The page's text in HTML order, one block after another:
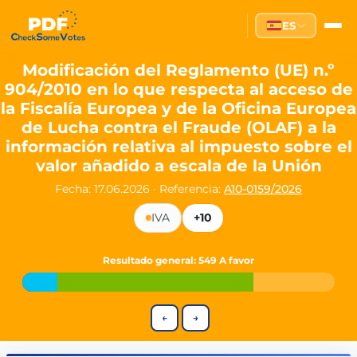
Partei des Fortschritts —
The Partei des Fortschritts (PdF), founded in 2020, is a
Key Office Holders
Lukas Sieper— Member of the European Parliament since
Luca Piwodda— Mayor of Gartz (Oder), local leader and
Tim Sieper— Mayor of Eckenroth, recognized as
Motto and Core Values
Our motto:"Demokratie direkt gestalten"("Directly shaping
The Partei des Fortschritts stands for:
Open government and accountable decision-making
Strengthening European cooperation and democracy
Sustainability, social justice, and evidence-based policy
Innovation in Transparency
We builtCheck Some Votes (CSV), one of Germany's most
ES
Modificación del Reglamento (UE) n.º
904/2010 en lo que respecta al acceso de
la Fiscalía Europea y de la Oficina Europea
de Lucha contra el Fraude (OLAF) a la
información relativa al impuesto sobre el
valor añadido a escala de la Unión
Fecha: 17.06.2026 · Referencia: A10-0159/2026
IVA
+10
Resultado general: 549 A favor
← →